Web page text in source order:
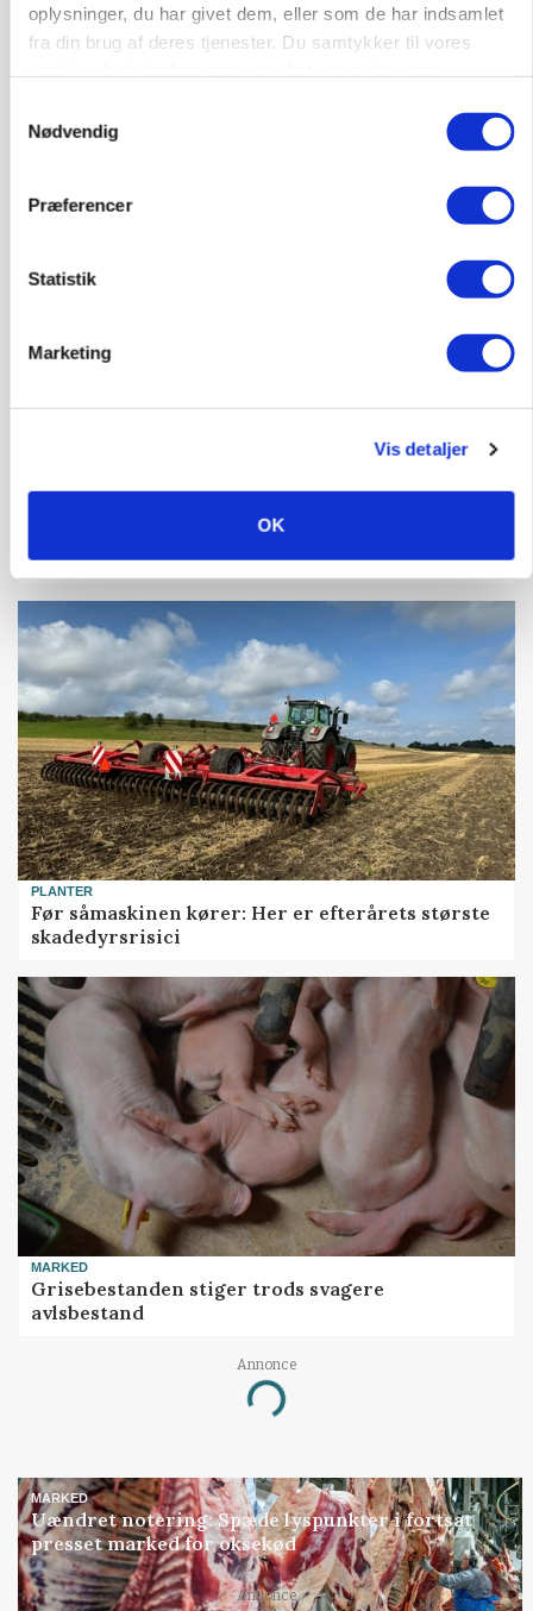
oplysninger, du har givet dem, eller som de har indsamlet
fra din brug af deres tjenester. Du samtykker til vores
Nødvendig
Præferencer
Statistik
Marketing
Vis detaljer
OK
Annonce
POLITIK
kan den ændre din bedrift fra 2027
Snart kan man søge tilskud til naturprojekter
PLANTER
Før såmaskinen kører: Her er efterårets største
skadedyrsrisici
MARKED
Grisebestanden stiger trods svagere
avlsbestand
Annonce
Loading...
MARKED
Uændret notering: Spæde lyspunkter i fortsat
presset marked for oksekød
Annonce